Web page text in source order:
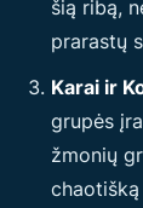
šią ribą,
prarastų
Karai ir
grupės
žmonių